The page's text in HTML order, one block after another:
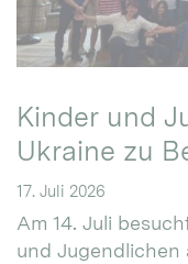
Kinder und
Ukraine zu
17. Juli 2026
Am 14. Juli
und Jugendlichen